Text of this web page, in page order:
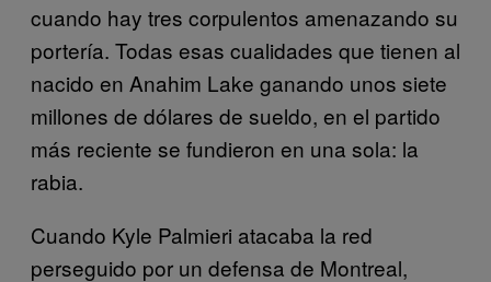
cuando hay tres corpulentos amenazando su
portería. Todas esas cualidades que tienen al
nacido en Anahim Lake ganando unos siete
millones de dólares de sueldo, en el partido
más reciente se fundieron en una sola: la
rabia.
Cuando Kyle Palmieri atacaba la red
perseguido por un defensa de Montreal,